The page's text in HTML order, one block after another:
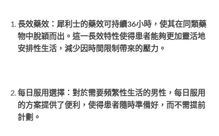
長效藥效：犀利士的藥效可持續36小時，使其在同類藥
物中脫穎而出。這一長效特性使得患者能夠更加靈活地
安排性生活，減少因時間限制帶來的壓力。
每日服用選擇：對於需要頻繁性生活的男性，每日服用
的方案提供了便利，使得患者隨時準備好，而不需提前
計劃。